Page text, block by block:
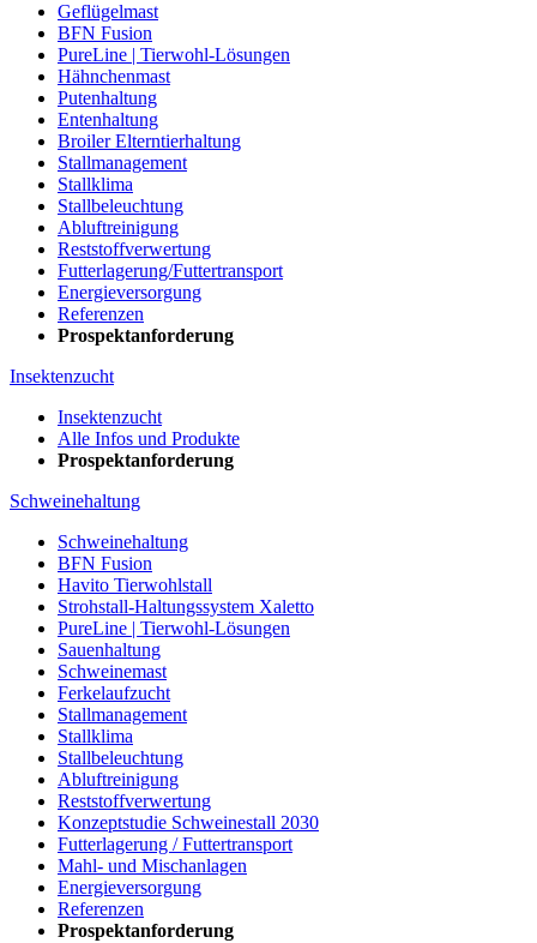
Geflügelmast
BFN Fusion
PureLine | Tierwohl-Lösungen
Hähnchenmast
Putenhaltung
Entenhaltung
Broiler Elterntierhaltung
Stallmanagement
Stallklima
Stallbeleuchtung
Abluftreinigung
Reststoffverwertung
Futterlagerung/Futtertransport
Energieversorgung
Referenzen
Prospektanforderung
Insektenzucht
Insektenzucht
Alle Infos und Produkte
Prospektanforderung
Schweinehaltung
Schweinehaltung
BFN Fusion
Havito Tierwohlstall
Strohstall-Haltungssystem Xaletto
PureLine | Tierwohl-Lösungen
Sauenhaltung
Schweinemast
Ferkelaufzucht
Stallmanagement
Stallklima
Stallbeleuchtung
Abluftreinigung
Reststoffverwertung
Konzeptstudie Schweinestall 2030
Futterlagerung / Futtertransport
Mahl- und Mischanlagen
Energieversorgung
Referenzen
Prospektanforderung